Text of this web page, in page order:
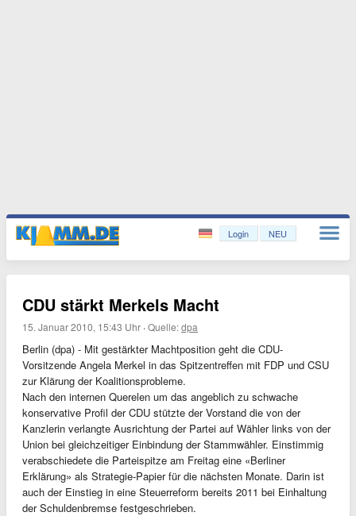
Login NEU
CDU stärkt Merkels Macht
15. Januar 2010, 15:43 Uhr ·Quelle:dpa
Berlin (dpa) - Mit gestärkter Machtposition geht die CDU-
Vorsitzende Angela Merkel in das Spitzentreffen mit FDP und CSU
zur Klärung der Koalitionsprobleme.
Nach den internen Querelen um das angeblich zu schwache
konservative Profil der CDU stützte der Vorstand die von der
Kanzlerin verlangte Ausrichtung der Partei auf Wähler links von der
Union bei gleichzeitiger Einbindung der Stammwähler. Einstimmig
verabschiedete die Parteispitze am Freitag eine «Berliner
Erklärung» als Strategie-Papier für die nächsten Monate. Darin ist
auch der Einstieg in eine Steuerreform bereits 2011 bei Einhaltung
der Schuldenbremse festgeschrieben.